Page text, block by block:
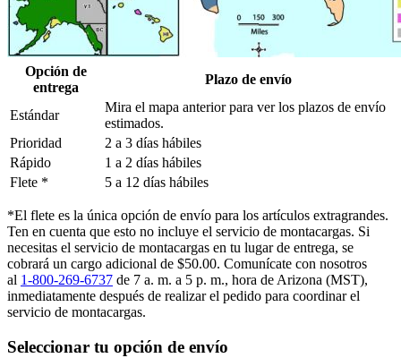
Opción de
entrega
Plazo de envío
Estándar
Mira el mapa anterior para ver los plazos de envío
estimados.
Prioridad
2 a 3 días hábiles
Rápido
1 a 2 días hábiles
Flete *
5 a 12 días hábiles
*El flete es la única opción de envío para los artículos extragrandes.
Ten en cuenta que esto no incluye el servicio de montacargas. Si
necesitas el servicio de montacargas en tu lugar de entrega, se
cobrará un cargo adicional de $50.00. Comunícate con nosotros
al 1-800-269-6737 de 7 a. m. a 5 p. m., hora de Arizona (MST),
inmediatamente después de realizar el pedido para coordinar el
servicio de montacargas.
Seleccionar tu opción de envío